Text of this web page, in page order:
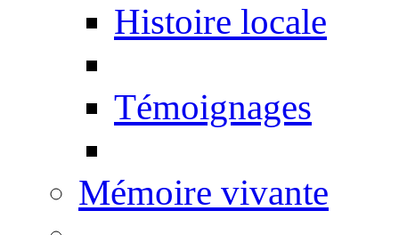
Histoire locale
Témoignages
Mémoire vivante